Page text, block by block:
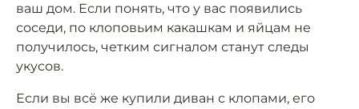
ваш дом. Если понять, что у вас появились
соседи, по клоповьим какашкам и яйцам не
получилось, четким сигналом станут следы
укусов.
Если вы всё же купили диван с клопами, его